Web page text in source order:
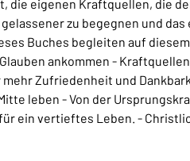
die eigenen Kraftquellen, die
zu begegnen und
Buches begleiten auf
ankommen -
Zufriedenheit und
leben - Von der
ein vertieftes Leben. -